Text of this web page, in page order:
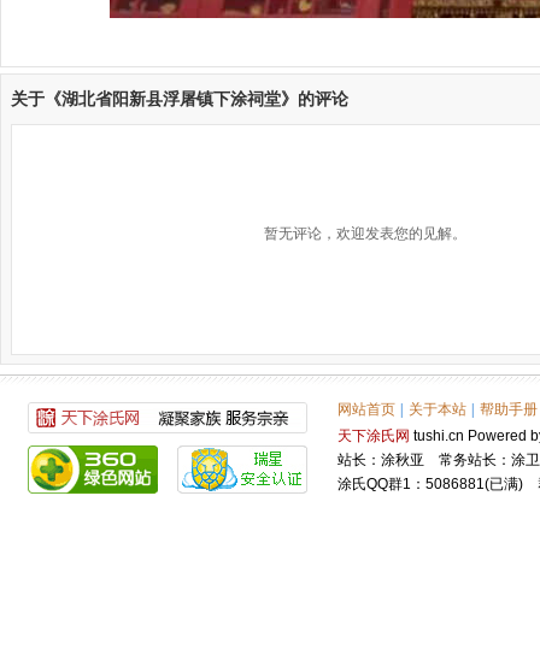
关于《湖北省阳新县浮屠镇下涂祠堂》的评论
暂无评论，欢迎发表您的见解。
网站首页 关于本站
帮助手册
天下涂氏网 tushi.cn Powered
站长：涂秋亚 常务站长：涂
涂氏QQ群1：5086881(已满)